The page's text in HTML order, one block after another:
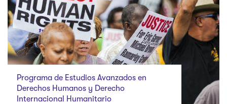
Programa de Estudios Avanzados en
Derechos Humanos y Derecho
Internacional Humanitario